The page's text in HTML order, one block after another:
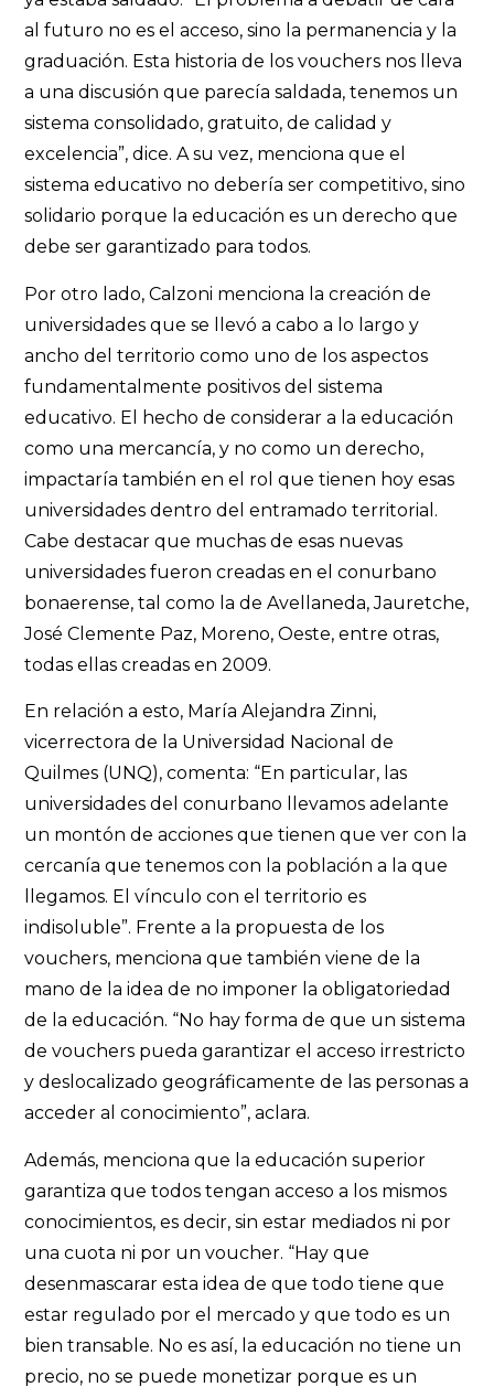
al futuro no es el acceso, sino la permanencia y la
graduación. Esta historia de los vouchers nos lleva
a una discusión que parecía saldada, tenemos un
sistema consolidado, gratuito, de calidad y
excelencia”, dice. A su vez, menciona que el
sistema educativo no debería ser competitivo, sino
solidario porque la educación es un derecho que
debe ser garantizado para todos.
Por otro lado, Calzoni menciona la creación de
universidades que se llevó a cabo a lo largo y
ancho del territorio como uno de los aspectos
fundamentalmente positivos del sistema
educativo. El hecho de considerar a la educación
como una mercancía, y no como un derecho,
impactaría también en el rol que tienen hoy esas
universidades dentro del entramado territorial.
Cabe destacar que muchas de esas nuevas
universidades fueron creadas en el conurbano
bonaerense, tal como la de Avellaneda, Jauretche,
José Clemente Paz, Moreno, Oeste, entre otras,
todas ellas creadas en 2009.
En relación a esto, María Alejandra Zinni,
vicerrectora de la Universidad Nacional de
Quilmes (UNQ), comenta: “En particular, las
universidades del conurbano llevamos adelante
un montón de acciones que tienen que ver con la
cercanía que tenemos con la población a la que
llegamos. El vínculo con el territorio es
indisoluble”. Frente a la propuesta de los
vouchers, menciona que también viene de la
mano de la idea de no imponer la obligatoriedad
de la educación. “No hay forma de que un sistema
de vouchers pueda garantizar el acceso irrestricto
y deslocalizado geográficamente de las personas a
acceder al conocimiento”, aclara.
Además, menciona que la educación superior
garantiza que todos tengan acceso a los mismos
conocimientos, es decir, sin estar mediados ni por
una cuota ni por un voucher. “Hay que
desenmascarar esta idea de que todo tiene que
estar regulado por el mercado y que todo es un
bien transable. No es así, la educación no tiene un
precio, no se puede monetizar porque es un